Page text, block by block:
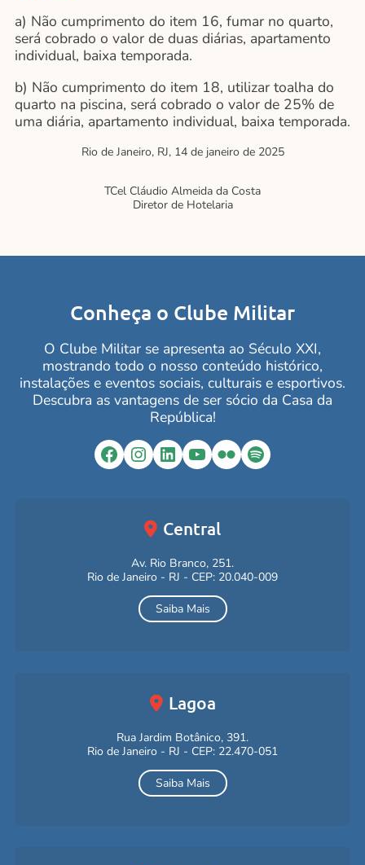
a) Não cumprimento do item 16, fumar no quarto,
será cobrado o valor de duas diárias, apartamento
individual, baixa temporada.
b) Não cumprimento do item 18, utilizar toalha do
quarto na piscina, será cobrado o valor de 25% de
uma diária, apartamento individual, baixa temporada.
Rio de Janeiro, RJ, 14 de janeiro de 2025
TCel Cláudio Almeida da Costa
Diretor de Hotelaria
Conheça o Clube Militar
O Clube Militar se apresenta ao Século XXI,
mostrando todo o nosso conteúdo histórico,
instalações e eventos sociais, culturais e esportivos.
Descubra as vantagens de ser sócio da Casa da
República!
Facebook
Instagram
LinkedIn
YouTube
FlickrSpotify
Central
Av. Rio Branco, 251.
Rio de Janeiro - RJ - CEP: 20.040-009
Saiba Mais
Lagoa
Rua Jardim Botânico, 391.
Rio de Janeiro - RJ - CEP: 22.470-051
Saiba Mais